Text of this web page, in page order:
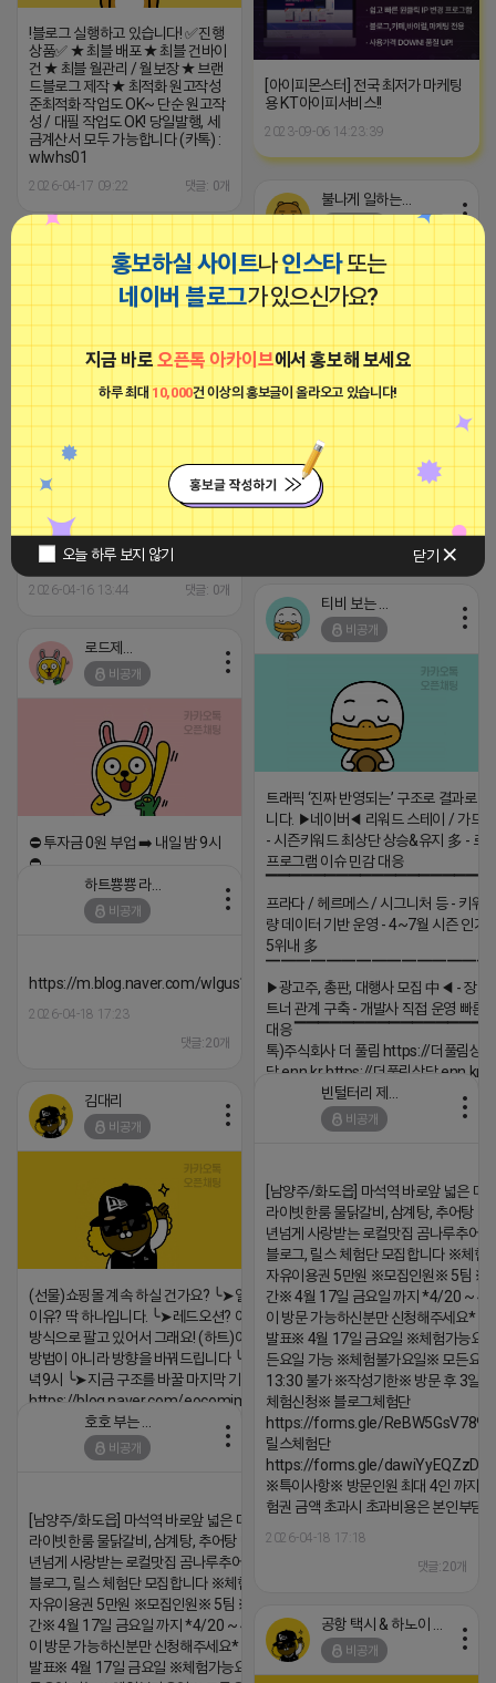
홍보하실 사이트나인스타또는
네이버 블로그가 있으신가요?
지금 바로오픈톡 아카이브에서 홍보해 보세요
하루 최대 10,000건 이상의 홍보글이 올라오고 있습니다!
오늘 하루 보지 않기 닫기
!블로그 실행하고 있습니다! ✅진행
상품✅ ★ 최블 배포 ★ 최블 건바이
건 ★ 최블 월관리 / 월보장 ★ 브랜
드블로그 제작 ★ 최적화 원고작성
준최적화 작업도 OK~ 단순 원고작
성 / 대필 작업도 OK! 당일발행, 세
금계산서 모두 가능합니다 (카톡) :
wlwhs01
2026-04-17 09:22 댓글: 0개
[아이피몬스터] 전국 최저가 마케팅
용 KT아이피서비스!!
2023-09-06 14:23:39
불나게 일하는 네오
비공개
!블로그 실행하고 있습니다! ✅진행
상품✅ ★ 최블 배포 ★ 최블 건바이
건 ★ 최블 월관리 / 월보장 ★ 브랜
드블로그 제작 ★ 최적화 원고작성
준최적화 작업도 OK~ 단순 원고작
성 / 대필 작업도 OK! 당일발행, 세
금계산서 모두 가능합니다 (카톡) :
댓글: 0개
불나게 일하는 네오
비공개
상품✅ ★ 최블 배포 ★ 최블 건바이
건 ★ 최블 월관리 / 월보장 ★ 브랜
드블로그 제작 ★ 최적화 원고작성
준최적화 작업도 OK~ 단순 원고작
성 / 대필 작업도 OK! 당일발행, 세
금계산서 모두 가능합니다 (카톡) :
wlwhs01
2026-04-16 13:44 댓글: 0개
비공개
트래픽 ‘진짜 반영되는’ 구조로 결과로
니다. ▶네이버◀ 리워드 스테이 / 가드 /
- 시즌키워드 최상단 상승&유지 多 - 로
프로그램 이슈 민감 대응
▔▔▔▔▔▔▔▔▔▔▔▔▔▔▔▔▔▔ ▶
프라다 / 헤르메스 / 시그니처 등 - 키워
량 데이터 기반 운영 - 4~7월 시즌 인기
5위내 多
▶광고주, 총판, 대행사 모집 中◀ - 장기
트너 관계 구축 - 개발사 직접 운영 빠른
대응
톡)주식회사 더 풀림 https://더풀림상
담.enn.kr https://더풀림상담.enn.kr
2026-04-18 17:26
비공개
⛔️ 투자금 0원 부업 ➡️ 내일 밤 9시
⛔️
2026-04-18 17:23
하트뿅뿅 라이언
비공개
https://m.blog.naver.com/wlgus1647/224253846149
2026-04-18 17:23
댓글:20개
비공개
[남양주/화도읍] 마석역 바로앞 넓은 매
라이빗한룸 물닭갈비, 삼계탕, 추어탕 맛
년넘게 사랑받는 로컬맛집 곰나루추어
블로그, 릴스 체험단 모집합니다 ※체험
자유이용권 5만원 ※모집인원※ 5팀 ※
간※ 4월 17일 금요일 까지 *4/20 ~ 4/
이 방문 가능하신분만 신청해주세요* ※
발표※ 4월 17일 금요일 ※체험가능요
든요일 가능 ※체험불가요일※ 모든요
13:30 불가 ※작성기한※ 방문 후 3일
체험신청※ 블로그체험단
https://forms.gle/
릴스체험단
https://forms.gle/
※특이사항※ 방문인원 최대 4인 까지
험권 금액 초과시 초과비용은 본인부담
2026-04-18 17:18
댓글:20개
김대리
비공개
(선물)쇼핑몰 계속 하실 건가요? ╰➤열심히 해도 안되는
이유? 딱 하나입니다. ╰➤레드오션? 아니요! ╰➤모두 같은
방식으로 팔고 있어서 그래요! (하트)이번엔 다릅니다. ╰➤
방법이 아니라 방향을 바꿔드립니다 ╰➤4월 21일(화) 저
녁9시 ╰➤지금 구조를 바꿀 마지막 기회
https://blog.naver.com/eocomim/224250518436
2026-04-18 17:15
비공개
[남양주/화도읍] 마석역 바로앞 넓은 매장과, 프
라이빗한룸 물닭갈비, 삼계탕, 추어탕 맛집 10
년넘게 사랑받는 로컬맛집 곰나루추어탕에서
블로그, 릴스 체험단 모집합니다 ※체험메뉴※
자유이용권 5만원 ※모집인원※ 5팀 ※모집기
간※ 4월 17일 금요일 까지 *4/20 ~ 4/26 사
이 방문 가능하신분만 신청해주세요* ※체험단
발표※ 4월 17일 금요일 ※체험가능요일※ 모
비공개